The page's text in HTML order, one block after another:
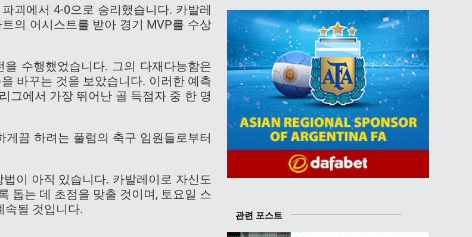
괴에서 4-0으로 승리했습니다. 카발레
의 어시스트를 받아 경기 MVP를 수상
수행했었습니다. 그의 다재다능함은
바꾸는 것을 보았습니다. 이러한 예측
그에서 가장 뛰어난 골 득점자 중 한 명
끔 하려는 풀럼의 축구 임원들로부터
이 아직 있습니다. 카발레이로 자신도
돕는 데 초점을 맞출 것이며, 토요일 스
속될 것입니다.
관련 포스트